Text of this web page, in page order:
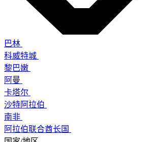
巴林
科威特城
黎巴嫩
阿曼
卡塔尔
沙特阿拉伯
南非
阿拉伯联合酋长国